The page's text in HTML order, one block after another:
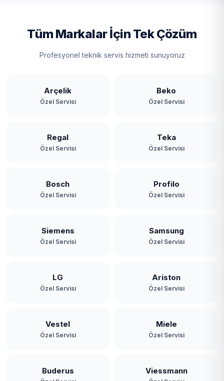
Tüm Markalar İçin Tek Çözüm
Profesyonel teknik servis hizmeti sunuyoruz
Arçelik
Özel Servisi
Beko
Özel Servisi
Regal
Özel Servisi
Teka
Özel Servisi
Bosch
Özel Servisi
Profilo
Özel Servisi
Siemens
Özel Servisi
Samsung
Özel Servisi
LG
Özel Servisi
Ariston
Özel Servisi
Vestel
Özel Servisi
Miele
Özel Servisi
Buderus Viessmann